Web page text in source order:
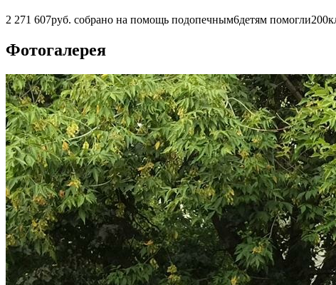
2 271 607руб. собрано на помощь подопечным6детям помогли200
Фотогалерея